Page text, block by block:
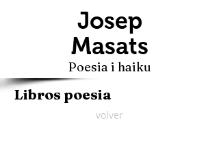
Josep
Masats
Poesia i haiku
Libros poesia
volver